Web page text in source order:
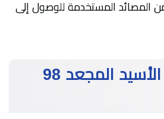
المصائد المستخدمة للوصول إلى
كيفية تخزين الأسيد المجعد 98